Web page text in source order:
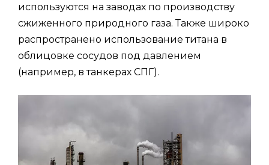
используются на заводах по производству
сжиженного природного газа. Также широко
распространено использование титана в
облицовке сосудов под давлением
(например, в танкерах СПГ).